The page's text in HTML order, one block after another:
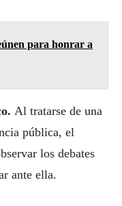
para honrar a
Al tratarse de una
pública, el
los debates
ante ella.